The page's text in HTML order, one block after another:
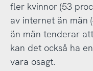
fler kvinnor (53
av internet än män
än män tenderar
kan det också ha
vara osagt.